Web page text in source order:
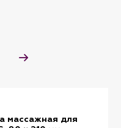
массажная для